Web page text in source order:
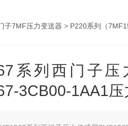
子7MF压力变送器 > P220系列（
系列西门子压
3CB00-1AA1压